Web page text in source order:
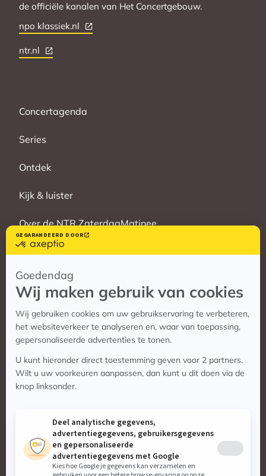
de officiële kanalen van Het Concertgebouw.
npo klassiek.nl
ntr.nl
Concertagenda
Series
Ontdek
Kijk & luister
Over de NTR ZaterdagMatinee
Vrienden
Veelgestelde vragen
Contact
Contact
Vragen? Bekijk de contactpagina
Stuur ons een e-mail:
info@zaterdagmatinee.nl